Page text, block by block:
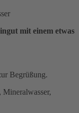
mit einem etwas
Begrüßung.
Mineralwasser,